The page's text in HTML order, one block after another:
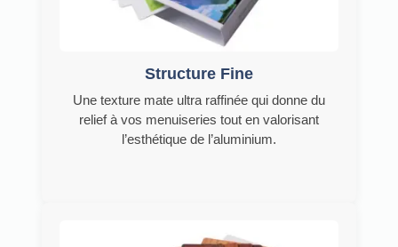
Structure Fine
Une texture mate ultra raffinée qui donne du
relief à vos menuiseries tout en valorisant
l’esthétique de l’aluminium.